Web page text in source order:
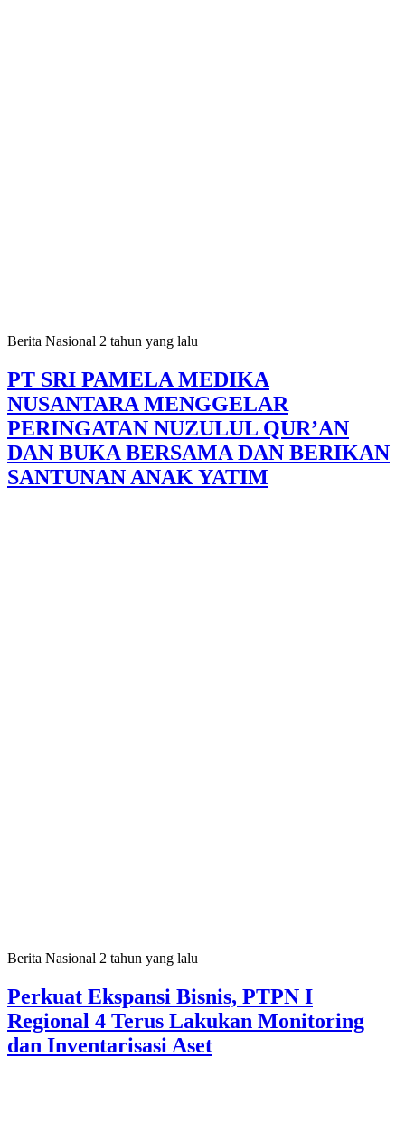
Berita Nasional 2 tahun yang lalu
PT SRI PAMELA MEDIKA
NUSANTARA MENGGELAR
PERINGATAN NUZULUL QUR’AN
DAN BUKA BERSAMA DAN BERIKAN
SANTUNAN ANAK YATIM
Berita Nasional 2 tahun yang lalu
Perkuat Ekspansi Bisnis, PTPN I
Regional 4 Terus Lakukan Monitoring
dan Inventarisasi Aset